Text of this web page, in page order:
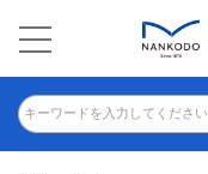
キーワードを入力してください